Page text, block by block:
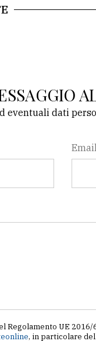
eventuali dati
Regolamento UE
, in particolare